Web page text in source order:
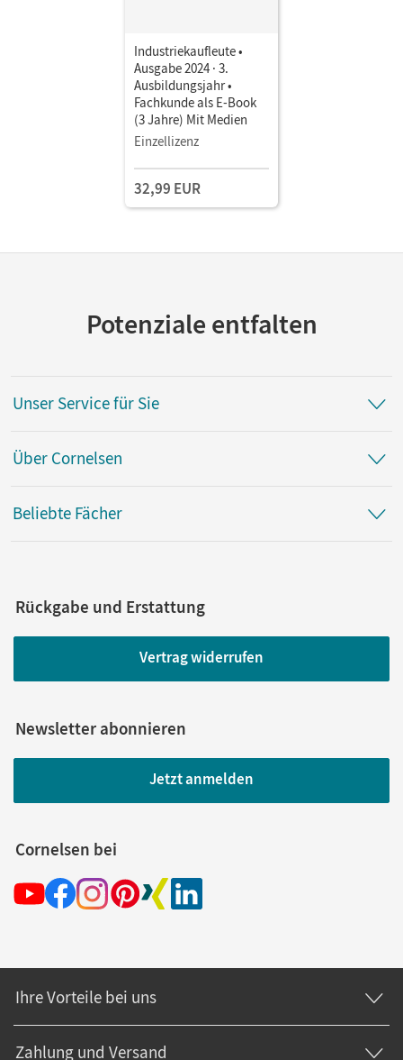
Industriekaufleute •
Ausgabe 2024 · 3.
Ausbildungsjahr •
Fachkunde als E-Book
(3 Jahre) Mit Medien
Einzellizenz
32,99 EUR
Potenziale entfalten
Unser Service für Sie
Über Cornelsen
Beliebte Fächer
Rückgabe und Erstattung
Vertrag widerrufen
Newsletter abonnieren
Jetzt anmelden
Cornelsen bei
Ihre Vorteile bei uns
Zahlung und Versand